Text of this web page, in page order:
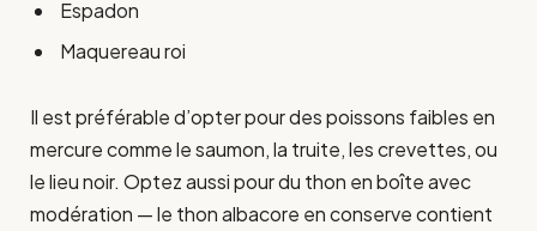
Espadon
Maquereau roi
Il est préférable d’opter pour des poissons faibles en
mercure comme le saumon, la truite, les crevettes, ou
le lieu noir. Optez aussi pour du thon en boîte avec
modération — le thon albacore en conserve contient